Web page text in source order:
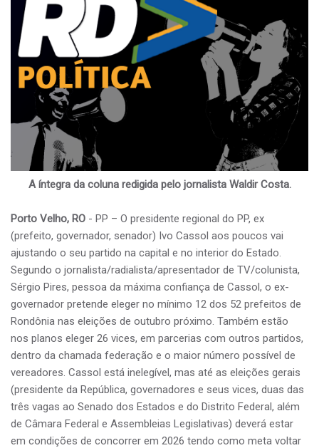
A íntegra da coluna redigida pelo jornalista Waldir Costa.
Porto Velho, RO - PP – O presidente regional do PP, ex
(prefeito, governador, senador) Ivo Cassol aos poucos vai
ajustando o seu partido na capital e no interior do Estado.
Segundo o jornalista/radialista/apresentador de TV/colunista,
Sérgio Pires, pessoa da máxima confiança de Cassol, o ex-
governador pretende eleger no mínimo 12 dos 52 prefeitos de
Rondônia nas eleições de outubro próximo. Também estão
nos planos eleger 26 vices, em parcerias com outros partidos,
dentro da chamada federação e o maior número possível de
vereadores. Cassol está inelegível, mas até as eleições gerais
(presidente da República, governadores e seus vices, duas das
três vagas ao Senado dos Estados e do Distrito Federal, além
de Câmara Federal e Assembleias Legislativas) deverá estar
em condições de concorrer em 2026 tendo como meta voltar